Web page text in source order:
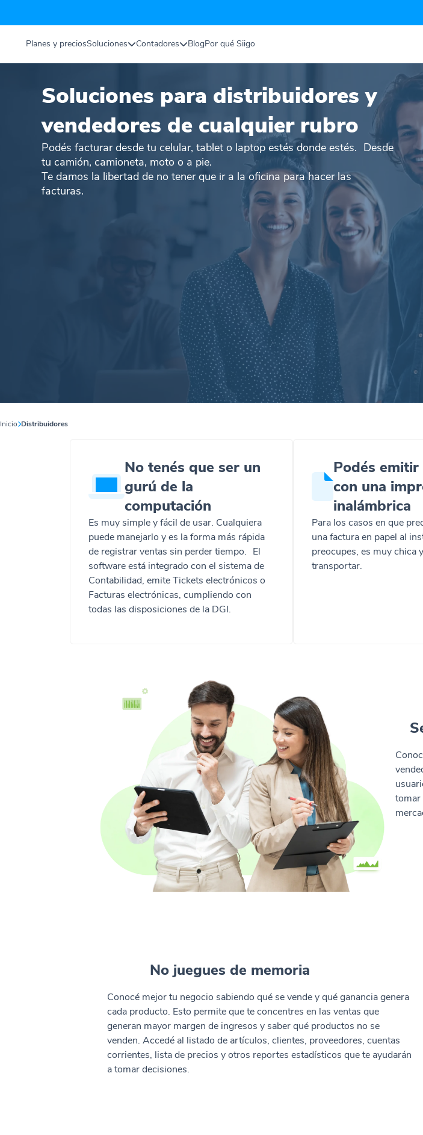
Planes y preciosSoluciones Contadores BlogPor qué Siigo
Soluciones para distribuidores y
vendedores de cualquier rubro
Podés facturar desde tu celular, tablet o laptop estés donde estés. Desde
tu camión, camioneta, moto o a pie.
Te damos la libertad de no tener que ir a la oficina para hacer las
facturas.
Inicio Distribuidores
No tenés que ser un
gurú de la
computación
Es muy simple y fácil de usar. Cualquiera
puede manejarlo y es la forma más rápida
de registrar ventas sin perder tiempo. El
software está integrado con el sistema de
Contabilidad, emite Tickets electrónicos o
Facturas electrónicas, cumpliendo con
todas las disposiciones de la DGI.
Podés
con una
inalámbrica
Para los casos en que
una factura en papel al
preocupes, es muy chica
transportar.
tomar
No juegues de memoria
Conocé mejor tu negocio sabiendo qué se vende y qué ganancia genera
cada producto. Esto permite que te concentres en las ventas que
generan mayor margen de ingresos y saber qué productos no se
venden. Accedé al listado de artículos, clientes, proveedores, cuentas
corrientes, lista de precios y otros reportes estadísticos que te ayudarán
a tomar decisiones.